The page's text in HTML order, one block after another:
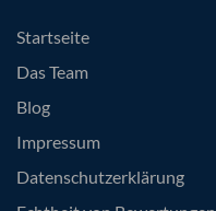
Startseite
Das Team
Blog
Impressum
Datenschutzerklärung